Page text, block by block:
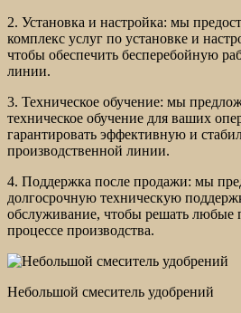
2. Установка и настройка: мы
комплекс услуг по установке и
чтобы обеспечить бесперебойную
линии.
3. Техническое обучение: мы
техническое обучение для ваших
гарантировать эффективную и
производственной линии.
4. Поддержка после продажи: мы
долгосрочную техническую
обслуживание, чтобы решать любые
процессе производства.
Небольшой смеситель удобрений